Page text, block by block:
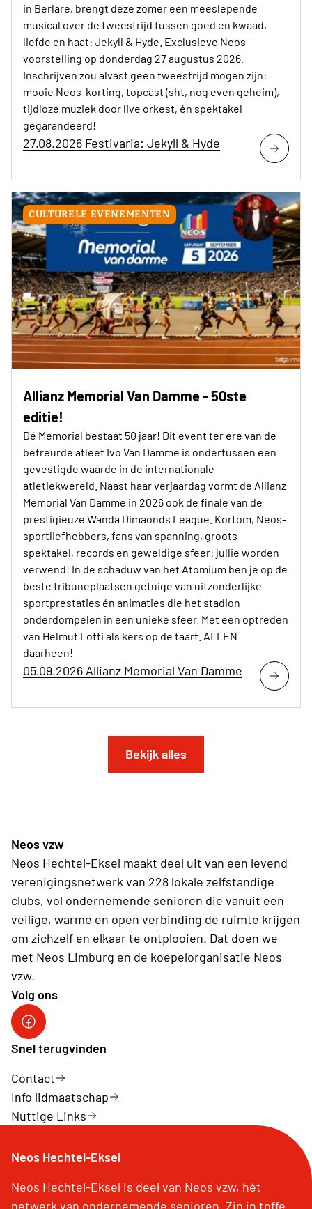
in Berlare, brengt deze zomer een meeslepende
musical over de tweestrijd tussen goed en kwaad,
liefde en haat: Jekyll & Hyde. Exclusieve Neos-
voorstelling op donderdag 27 augustus 2026.
Inschrijven zou alvast geen tweestrijd mogen zijn:
mooie Neos-korting, topcast (sht, nog even geheim),
tijdloze muziek door live orkest, én spektakel
gegarandeerd!
27.08.2026 Festivaria: Jekyll & Hyde
CULTURELE EVENEMENTEN
Allianz Memorial Van Damme - 50ste
editie!
Dé Memorial bestaat 50 jaar! Dit event ter ere van de
betreurde atleet Ivo Van Damme is ondertussen een
gevestigde waarde in de internationale
atletiekwereld. Naast haar verjaardag vormt de Allianz
Memorial Van Damme in 2026 ook de finale van de
prestigieuze Wanda Dimaonds League. Kortom, Neos-
sportliefhebbers, fans van spanning, groots
spektakel, records en geweldige sfeer: jullie worden
verwend! In de schaduw van het Atomium ben je op de
beste tribuneplaatsen getuige van uitzonderlijke
sportprestaties én animaties die het stadion
onderdompelen in een unieke sfeer. Met een optreden
van Helmut Lotti als kers op de taart. ALLEN
daarheen!
05.09.2026 Allianz Memorial Van Damme
Bekijk alles
Neos vzw
Neos Hechtel-Eksel maakt deel uit van een levend
verenigingsnetwerk van 228 lokale zelfstandige
clubs, vol ondernemende senioren die vanuit een
veilige, warme en open verbinding de ruimte krijgen
om zichzelf en elkaar te ontplooien. Dat doen we
met Neos Limburg en de koepelorganisatie Neos
vzw.
Volg ons
Snel terugvinden
Contact
Info lidmaatschap
Nuttige Links
Neos Hechtel-Eksel
Neos Hechtel-Eksel is deel van Neos vzw, hét
netwerk van ondernemende senioren. Zin in toffe